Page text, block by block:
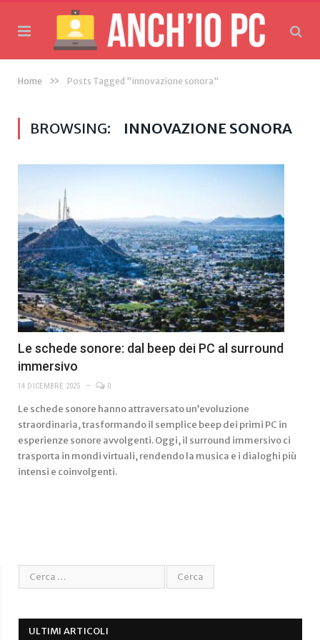
Home » Posts Tagged "innovazione sonora"
BROWSING: INNOVAZIONE SONORA
Le schede sonore: dal beep dei PC al surround
immersivo
14 DICEMBRE 2025 0
Le schede sonore hanno attraversato un’evoluzione
straordinaria, trasformando il semplice beep dei primi PC in
esperienze sonore avvolgenti. Oggi, il surround immersivo ci
trasporta in mondi virtuali, rendendo la musica e i dialoghi più
intensi e coinvolgenti.
ULTIMI ARTICOLI